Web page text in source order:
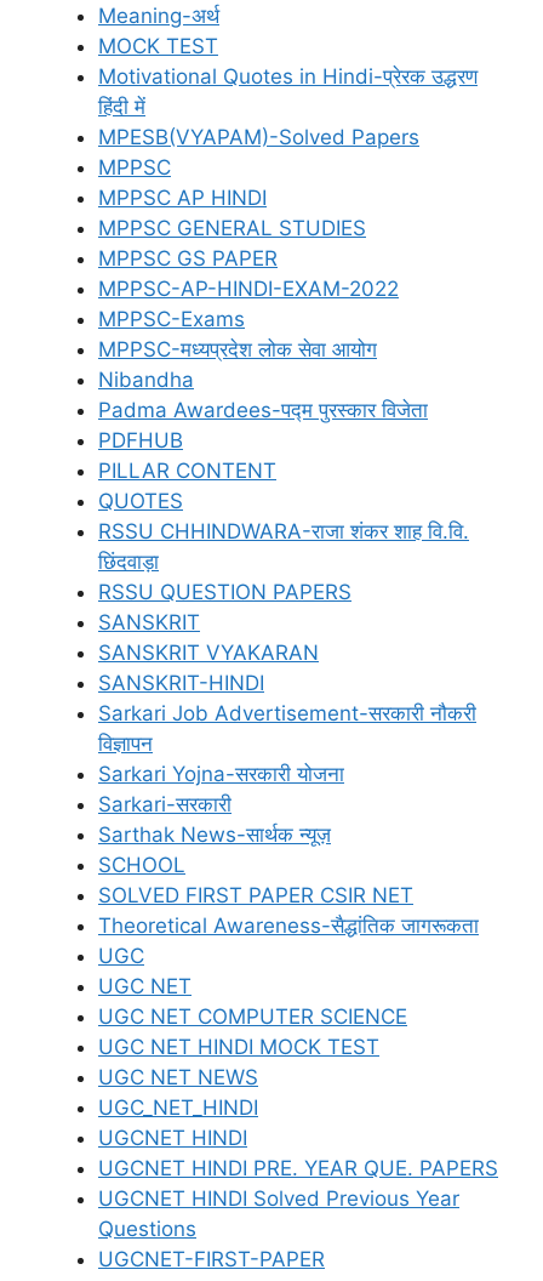
Meaning-अर्थ
MOCK TEST
Motivational Quotes in Hindi-प्रेरक उद्धरण
हिंदी में
MPESB(VYAPAM)-Solved Papers
MPPSC
MPPSC AP HINDI
MPPSC GENERAL STUDIES
MPPSC GS PAPER
MPPSC-AP-HINDI-EXAM-2022
MPPSC-Exams
MPPSC-मध्यप्रदेश लोक सेवा आयोग
Nibandha
Padma Awardees-पद्म पुरस्कार विजेता
PDFHUB
PILLAR CONTENT
QUOTES
RSSU CHHINDWARA-राजा शंकर शाह वि.वि.
छिंदवाड़ा
RSSU QUESTION PAPERS
SANSKRIT
SANSKRIT VYAKARAN
SANSKRIT-HINDI
Sarkari Job Advertisement-सरकारी नौकरी
विज्ञापन
Sarkari Yojna-सरकारी योजना
Sarkari-सरकारी
Sarthak News-सार्थक न्यूज़
SCHOOL
SOLVED FIRST PAPER CSIR NET
Theoretical Awareness-सैद्धांतिक जागरूकता
UGC
UGC NET
UGC NET COMPUTER SCIENCE
UGC NET HINDI MOCK TEST
UGC NET NEWS
UGC_NET_HINDI
UGCNET HINDI
UGCNET HINDI PRE. YEAR QUE. PAPERS
UGCNET HINDI Solved Previous Year
Questions
UGCNET-FIRST-PAPER